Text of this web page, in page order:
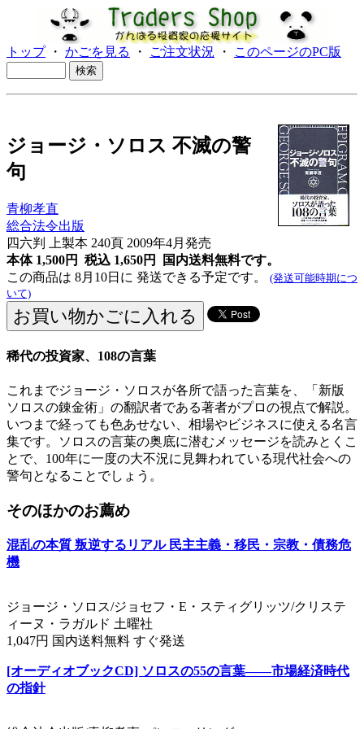
トップ・ かごを見る ・ ご注文状況 ・ このページのPC版
ジョージ・ソロス 不滅の警
句
青柳孝直
総合法令出版
四六判 上製本 240頁 2009年4月発売
本体 1,500円 税込 1,650円
国内送料無料です。
この商品は 8月10日に 発送できる予定です。 (発送可能時期につ
いて)
稀代の投資家、108の言葉
これまでジョージ・ソロスが各所で語った言葉を、「新版
ソロスの錬金術」の翻訳者である著者がプロの視点で解説。
いつまで経っても色あせない、相場やビジネスに使える名言
集です。ソロスの言葉の奥底に潜むメッセージを読みとくこ
とで、100年に一度の大不況に見舞われている現代社会への
警句となることでしょう。
そのほかのお薦め
混乱の本質 叛逆するリアル 民主主義・移民・宗教・債務危
機
ジョージ・ソロス/ジョセフ・E・スティグリッツ/クリステ
ィーヌ・ラガルド 土曜社
1,047円 国内送料無料 すぐ発送
[オーディオブックCD] ソロスの55の言葉――市場経済時代
の指針